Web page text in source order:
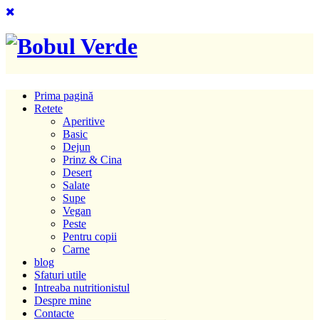
Prima pagină
Retete
Aperitive
Basic
Dejun
Prinz & Cina
Desert
Salate
Supe
Vegan
Peste
Pentru copii
Carne
blog
Sfaturi utile
Intreaba nutritionistul
Despre mine
Contacte